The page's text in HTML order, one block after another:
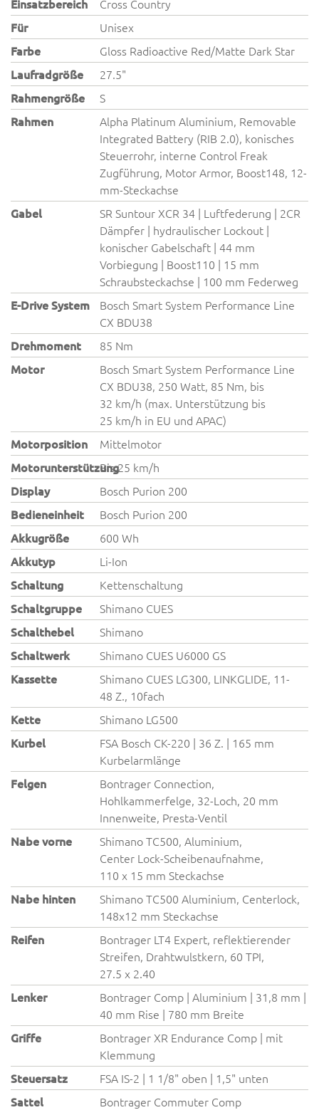
Einsatzbereich
Cross Country
Für
Unisex
Farbe
Gloss Radioactive Red/Matte Dark Star
Laufradgröße
27.5"
Rahmengröße
S
Rahmen
Alpha Platinum Aluminium, Removable
Integrated Battery (RIB 2.0), konisches
Steuerrohr, interne Control Freak
Zugführung, Motor Armor, Boost148, 12-
mm-Steckachse
Gabel
SR Suntour XCR 34 | Luftfederung | 2CR
Dämpfer | hydraulischer Lockout |
konischer Gabelschaft | 44 mm
Vorbiegung | Boost110 | 15 mm
Schraubsteckachse | 100 mm Federweg
E-Drive System
Bosch Smart System Performance Line
CX BDU38
Drehmoment
85 Nm
Motor
Bosch Smart System Performance Line
CX BDU38, 250 Watt, 85 Nm, bis
32 km/h (max. Unterstützung bis
25 km/h in EU und APAC)
Motorposition
Mittelmotor
MotorunterstützungBis 25 km/h
Display
Bosch Purion 200
Bedieneinheit
Bosch Purion 200
Akkugröße
600 Wh
Akkutyp
Li-Ion
Schaltung
Kettenschaltung
Schaltgruppe
Shimano CUES
Schalthebel
Shimano
Schaltwerk
Shimano CUES U6000 GS
Kassette
Shimano CUES LG300, LINKGLIDE, 11-
48 Z., 10fach
Kette
Shimano LG500
Kurbel
FSA Bosch CK-220 | 36 Z. | 165 mm
Kurbelarmlänge
Felgen
Bontrager Connection,
Hohlkammerfelge, 32-Loch, 20 mm
Innenweite, Presta-Ventil
Nabe vorne
Shimano TC500, Aluminium,
Center Lock-Scheibenaufnahme,
110 x 15 mm Steckachse
Nabe hinten
Shimano TC500 Aluminium, Centerlock,
148x12 mm Steckachse
Reifen
Bontrager LT4 Expert, reflektierender
Streifen, Drahtwulstkern, 60 TPI,
27.5 x 2.40
Lenker
Bontrager Comp | Aluminium | 31,8 mm |
40 mm Rise | 780 mm Breite
Griffe
Bontrager XR Endurance Comp | mit
Klemmung
Steuersatz
FSA IS-2 | 1 1/8" oben | 1,5" unten
Sattel
Bontrager Commuter Comp